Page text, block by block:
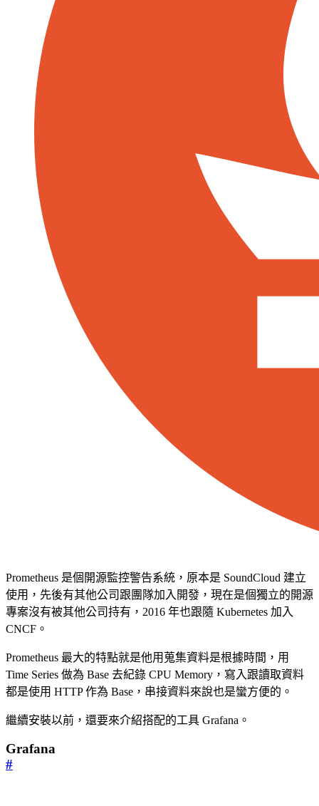
Prometheus 是個開源監控警告系統，原本是 SoundCloud 建立
使用，先後有其他公司跟團隊加入開發，現在是個獨立的開源
專案沒有被其他公司持有，2016 年也跟隨 Kubernetes 加入
CNCF。
Prometheus 最大的特點就是他用蒐集資料是根據時間，用
Time Series 做為 Base 去紀錄 CPU Memory，寫入跟讀取資料
都是使用 HTTP 作為 Base，串接資料來說也是蠻方便的。
繼續安裝以前，還要來介紹搭配的工具 Grafana。
Grafana
#